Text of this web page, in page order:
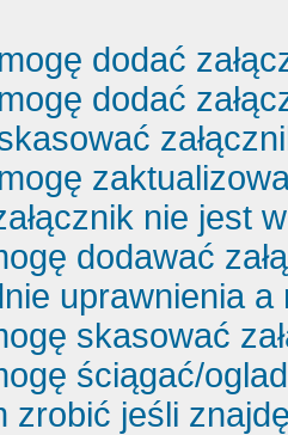
dodać
dodać
nie jest
dodawać
uprawnienia
skasować
ściągać/
zrobić jeśli